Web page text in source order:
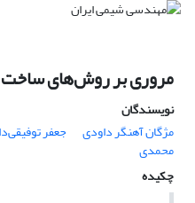
مروری بر روش‌های ساخت
نویسندگان
مژگان آهنگر داودی
جعفر
محمدی
چکیده